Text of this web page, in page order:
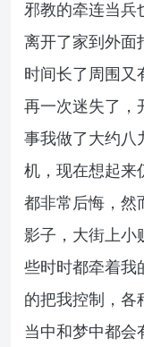
邪教的牵连当兵
离开了家到外面
时间长了周围又
再一次迷失了，
事我做了大约八
机，现在想起来
都非常后悔，然
影子，大街上小
些时时都牵着我
的把我控制，各
当中和梦中都会